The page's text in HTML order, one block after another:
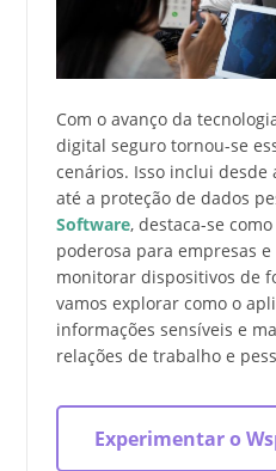
Com o avanço da
digital seguro tornou-se
cenários. Isso inclui desde
até a proteção de dados
Software, destaca-se
poderosa para empresas
monitorar dispositivos de
vamos explorar como o
informações sensíveis e
relações de trabalho e
Experimentar o